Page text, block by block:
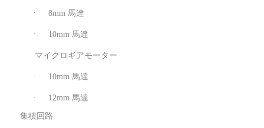
8mm 馬達
10mm 馬達
マイクロギアモーター
10mm 馬達
12mm 馬達
集積回路